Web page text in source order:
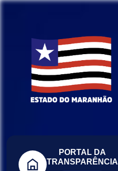
PORTAL DA
TRANSPARÊNCIA